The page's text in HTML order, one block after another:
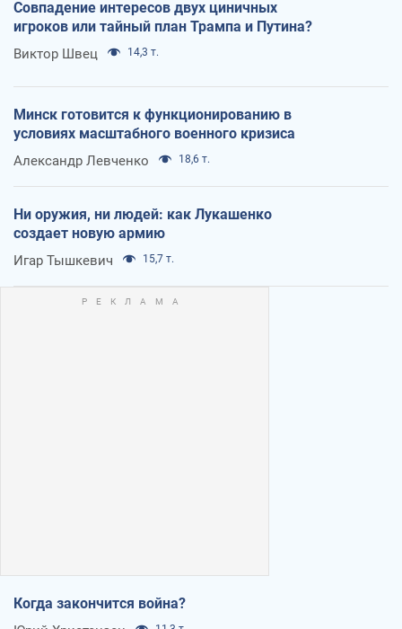
Совпадение интересов двух циничных
игроков или тайный план Трампа и Путина?
Виктор Швец 14,3 т.
Минск готовится к функционированию в
условиях масштабного военного кризиса
Александр Левченко 18,6 т.
Ни оружия, ни людей: как Лукашенко
создает новую армию
Игар Тышкевич 15,7 т.
Когда закончится война?